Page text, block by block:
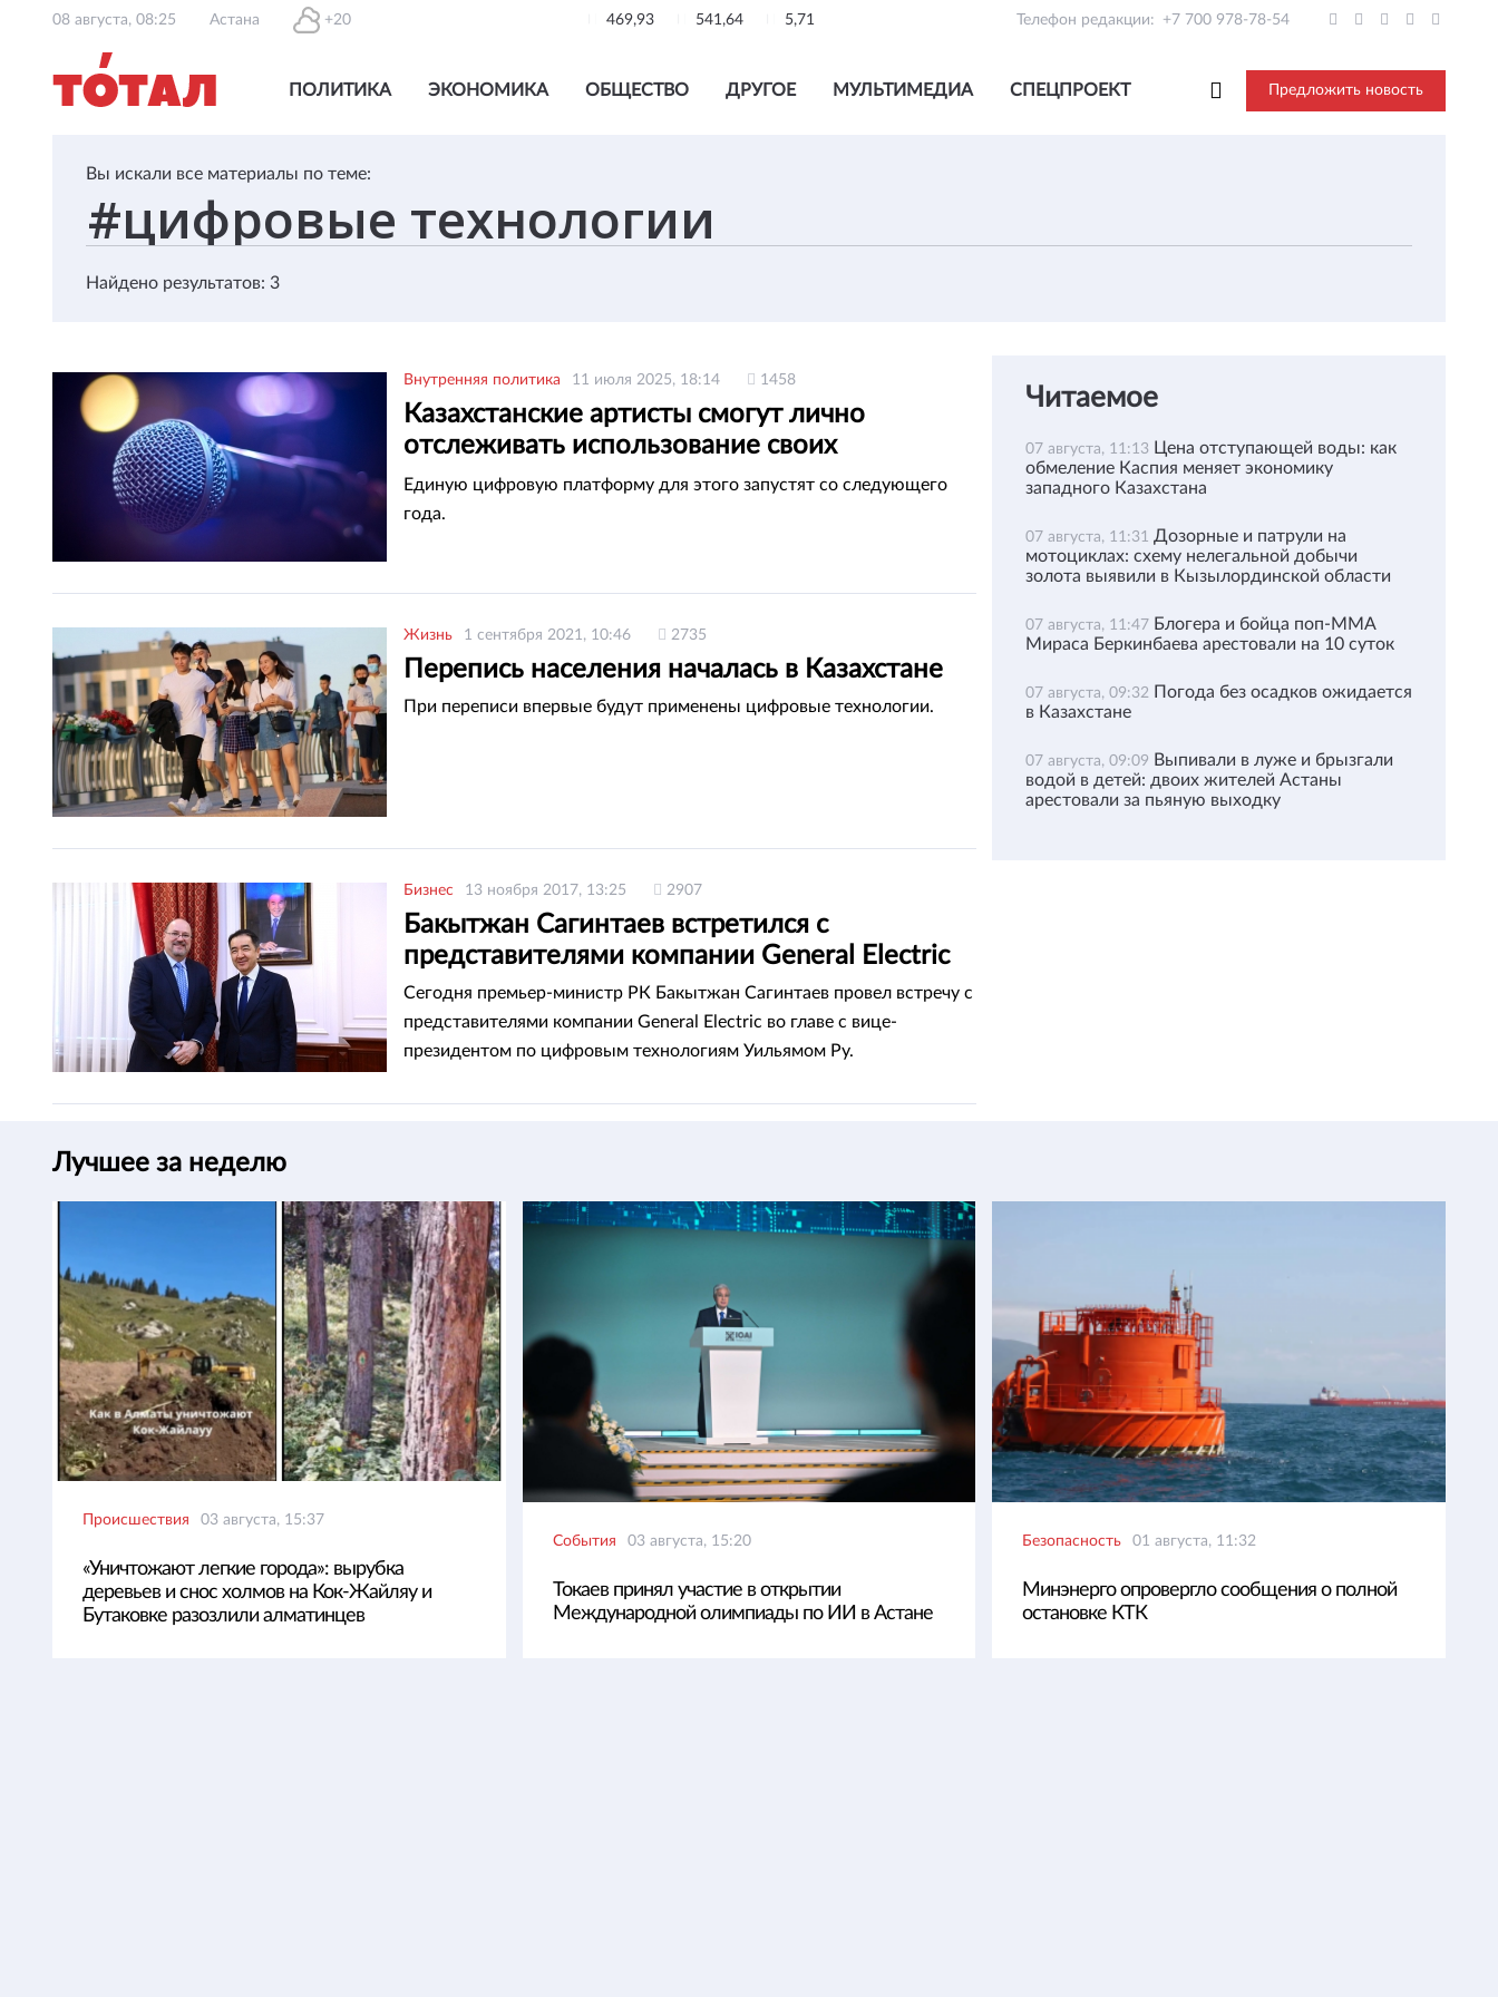
08 августа, 08:25 Астана +20 469,93 541,64 5,71 Телефон редакции: +7 700 978-78-54
ПОЛИТИКА ЭКОНОМИКА ОБЩЕСТВО ДРУГОЕ МУЛЬТИМЕДИА СПЕЦПРОЕКТ Предложить новость
Вы искали все материалы по теме:
Найдено результатов: 3
Внутренняя политика 11 июля 2025, 18:14 1458
Казахстанские артисты смогут лично
отслеживать использование своих
произведений
Единую цифровую платформу для этого запустят со следующего
года.
Жизнь 1 сентября 2021, 10:46 2735
Перепись населения началась в Казахстане
При переписи впервые будут применены цифровые технологии.
Бизнес 13 ноября 2017, 13:25 2907
Бакытжан Сагинтаев встретился с
представителями компании General Electric
Сегодня премьер-министр РК Бакытжан Сагинтаев провел встречу с
представителями компании General Electric во главе с вице-
президентом по цифровым технологиям Уильямом Ру.
Читаемое
07 августа, 11:13 Цена отступающей воды: как
обмеление Каспия меняет экономику
западного Казахстана
07 августа, 11:31 Дозорные и патрули на
мотоциклах: схему нелегальной добычи
золота выявили в Кызылординской области
07 августа, 11:47 Блогера и бойца поп-ММА
Мираса Беркинбаева арестовали на 10 суток
07 августа, 09:32 Погода без осадков ожидается
в Казахстане
07 августа, 09:09 Выпивали в луже и брызгали
водой в детей: двоих жителей Астаны
арестовали за пьяную выходку
Лучшее за неделю
Происшествия 03 августа, 15:37
«Уничтожают легкие города»: вырубка
деревьев и снос холмов на Кок-Жайляу и
Бутаковке разозлили алматинцев
События 03 августа, 15:20
Токаев принял участие в открытии
Международной олимпиады по ИИ в Астане
Безопасность 01 августа, 11:32
Минэнерго опровергло сообщения о полной
остановке КТК